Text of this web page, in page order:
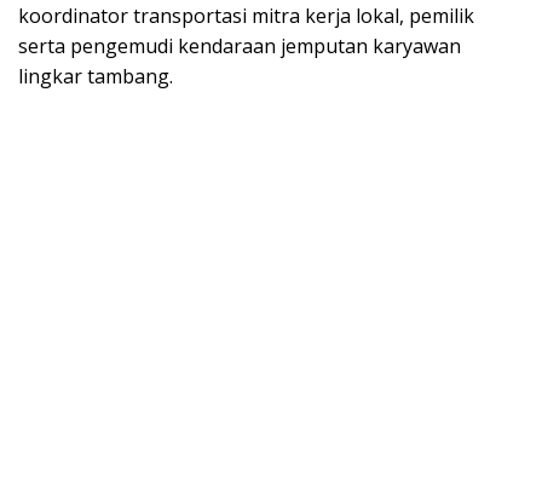
koordinator transportasi mitra kerja lokal, pemilik
serta pengemudi kendaraan jemputan karyawan
lingkar tambang.